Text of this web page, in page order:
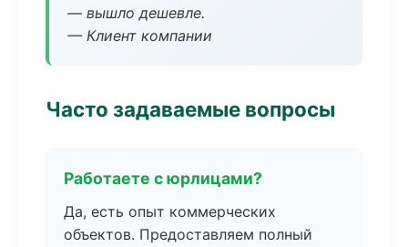
— вышло дешевле.
— Клиент компании
Часто задаваемые вопросы
Работаете с юрлицами?
Да, есть опыт коммерческих
объектов. Предоставляем полный